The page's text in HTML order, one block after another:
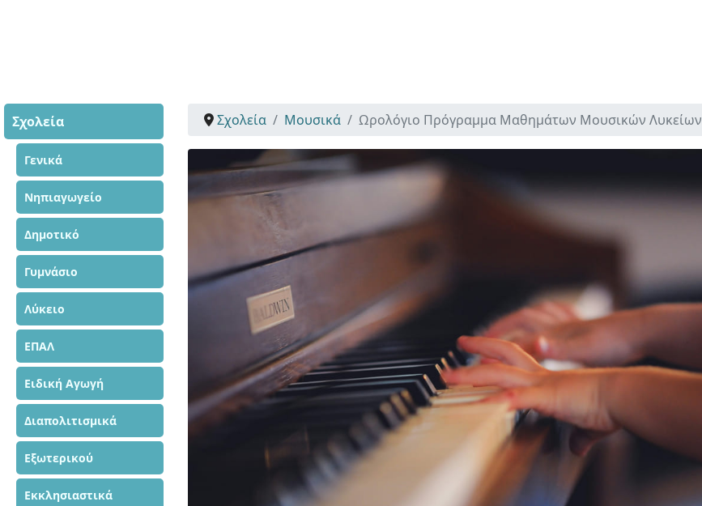
Σχολεία
Γενικά
Νηπιαγωγείο
Δημοτικό
Γυμνάσιο
Λύκειο
ΕΠΑΛ
Ειδική Αγωγή
Διαπολιτισμικά
Εξωτερικού
Εκκλησιαστικά
Σχολεία Μουσικά Ωρολόγιο Πρόγραμμα Μαθημάτων Μουσικών Λυκείων